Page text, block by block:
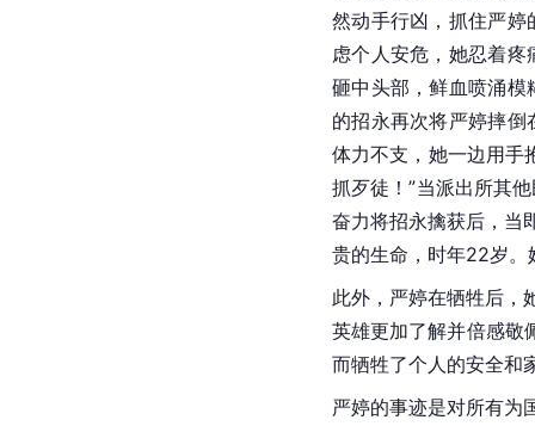
然动手行凶，抓住严婷
虑个人安危，她忍着
砸中头部，鲜血喷涌模
的招永再次将严婷摔
体力不支，她一边用手
抓歹徒！”当派出所其
奋力将招永擒获后，当
此外，严婷在牺牲后，
英雄更加了解并倍感敬
严婷的事迹是对所有为